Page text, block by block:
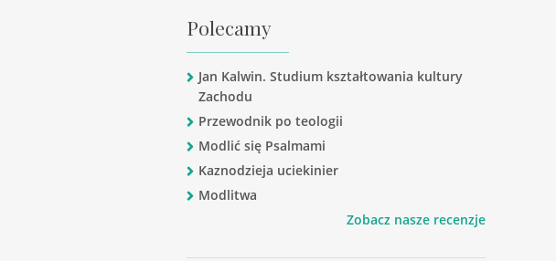
Polecamy
Jan Kalwin. Studium kształtowania kultury
Zachodu
Przewodnik po teologii
Modlić się Psalmami
Kaznodzieja uciekinier
Modlitwa
Zobacz nasze recenzje